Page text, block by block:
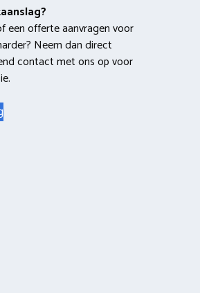
een offerte aanvragen voor
Neem dan direct
contact met ons op voor